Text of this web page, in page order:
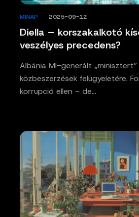
Diella – korszakalkotó
veszélyes precedens?
MINAP 2025-09-12
Albánia MI-generált
közbeszerzések felügyeletére.
korrupció ellen – de…